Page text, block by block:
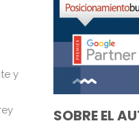
y
SOBRE EL